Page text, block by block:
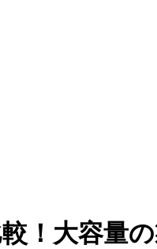
！大容量